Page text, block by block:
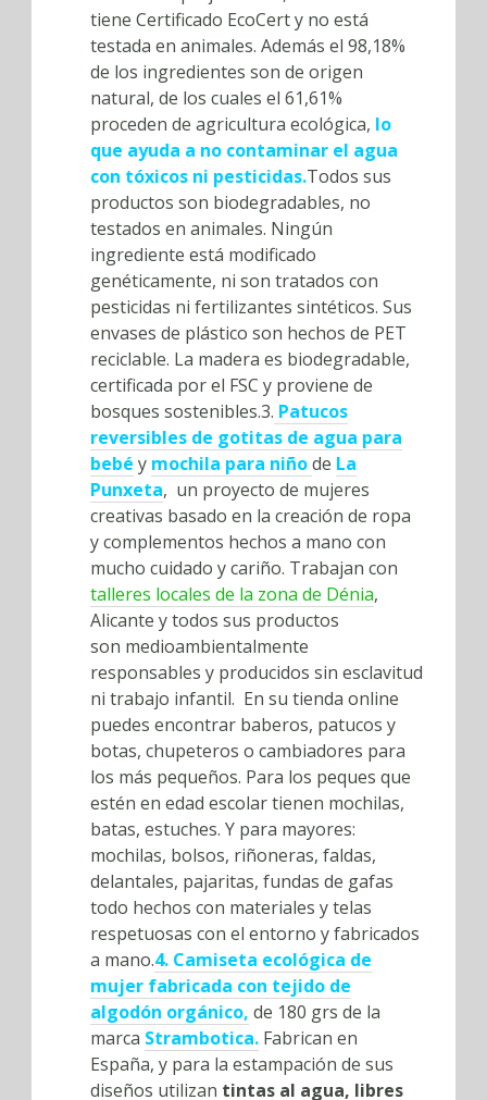
tiene Certificado EcoCert y no está
testada en animales. Además el 98,18%
de los ingredientes son de origen
natural, de los cuales el 61,61%
proceden de agricultura ecológica, lo
que ayuda a no contaminar el agua
con tóxicos ni pesticidas.Todos sus
productos son biodegradables, no
testados en animales. Ningún
ingrediente está modificado
genéticamente, ni son tratados con
pesticidas ni fertilizantes sintéticos. Sus
envases de plástico son hechos de PET
reciclable. La madera es biodegradable,
certificada por el FSC y proviene de
bosques sostenibles.3. Patucos
reversibles de gotitas de agua para
bebé y mochila para niñode La
Punxeta, un proyecto de mujeres
creativas basado en la creación de ropa
y complementos hechos a mano con
mucho cuidado y cariño. Trabajan con
talleres locales de la zona de Dénia,
Alicante y todos sus productos
son medioambientalmente
responsables y producidos sin esclavitud
ni trabajo infantil. En su tienda online
puedes encontrar baberos, patucos y
botas, chupeteros o cambiadores para
los más pequeños. Para los peques que
estén en edad escolar tienen mochilas,
batas, estuches. Y para mayores:
mochilas, bolsos, riñoneras, faldas,
delantales, pajaritas, fundas de gafas
todo hechos con materiales y telas
respetuosas con el entorno y fabricados
a mano.4. Camiseta ecológica de
mujer fabricada con tejido de
algodón orgánico, de 180 grs de la
marca Strambotica. Fabrican en
España, y para la estampación de sus
diseños utilizan tintas al agua, libres